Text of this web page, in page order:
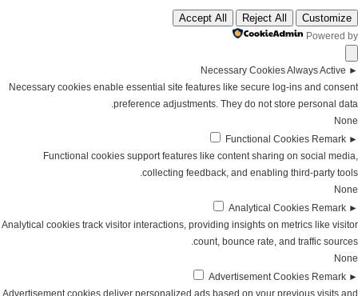
Customize
Reject All
Accept All
Powered by
►
Necessary CookiesAlways Active
Necessary cookies enable essential site features like secure log-ins and consent
preference adjustments. They do not store personal data.
None
►
Functional Cookies Remark
Functional cookies support features like content sharing on social media,
collecting feedback, and enabling third-party tools.
None
►
Analytical Cookies Remark
Analytical cookies track visitor interactions, providing insights on metrics like visitor
count, bounce rate, and traffic sources.
None
►
Advertisement Cookies Remark
Advertisement cookies deliver personalized ads based on your previous visits and